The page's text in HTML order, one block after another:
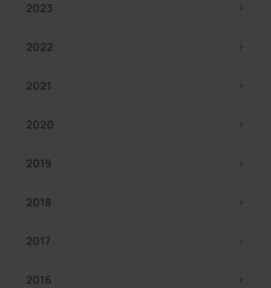
2023
2022
2021
2020
2019
2018
2017
2016